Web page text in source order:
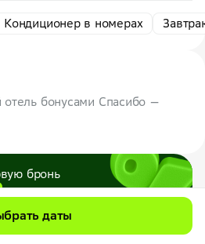
Кондиционер в номерах
отель бонусами Спасибо —
бронь
даты